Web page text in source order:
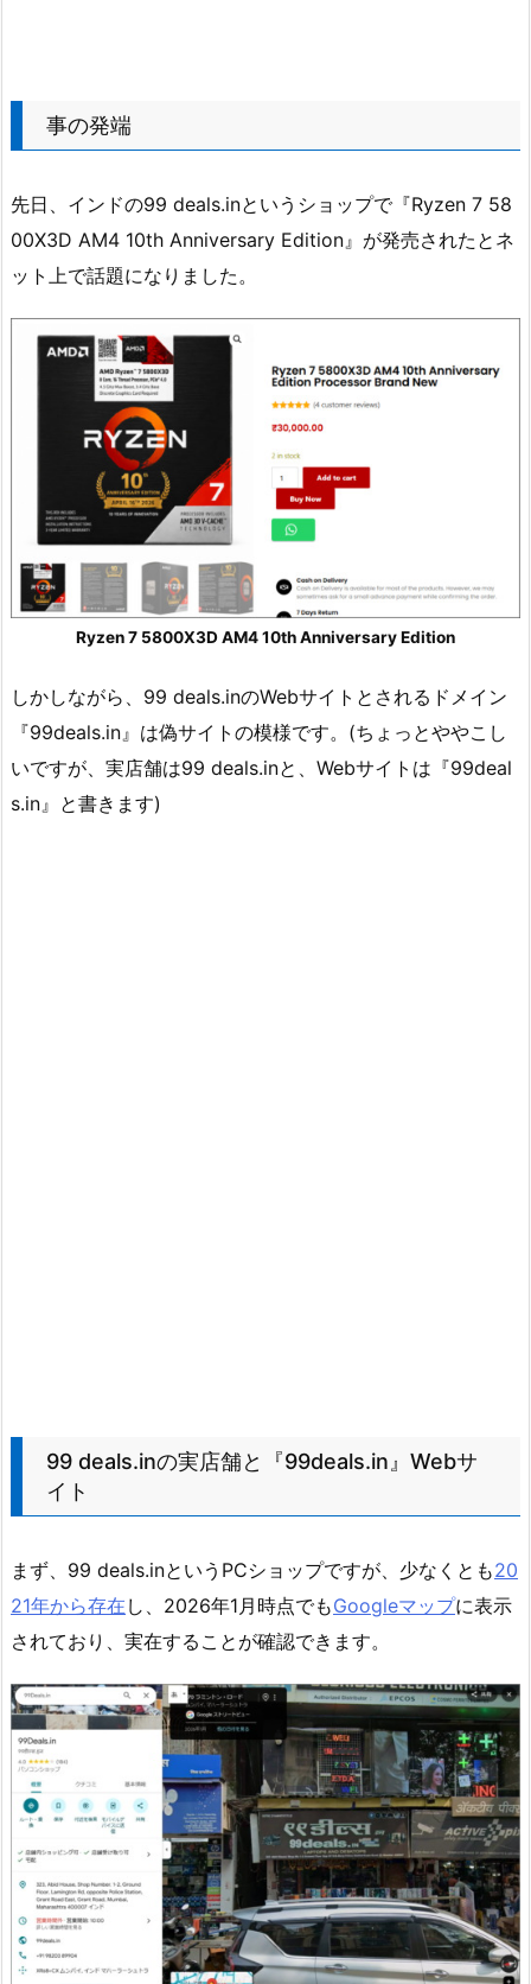
事の発端
先日、インドの99 deals.inというショップで『Ryzen 7 58
00X3D AM4 10th Anniversary Edition』が発売されたとネ
ット上で話題になりました。
Ryzen 7 5800X3D AM4 10th Anniversary Edition
しかしながら、99 deals.inのWebサイトとされるドメイン
『99deals.in』は偽サイトの模様です。(ちょっとややこし
いですが、実店舗は99 deals.inと、Webサイトは『99deal
s.in』と書きます)
99 deals.inの実店舗と『99deals.in』Webサ
イト
まず、99 deals.inというPCショップですが、少なくとも20
21年から存在 し、2026年1月時点でもGoogleマップに表示
されており、実在することが確認できます。